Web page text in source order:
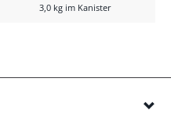
3,0 kg im Kanister